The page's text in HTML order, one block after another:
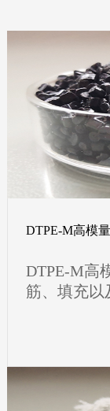
DTPE-M高模
DTPE-M高
筋、填充以